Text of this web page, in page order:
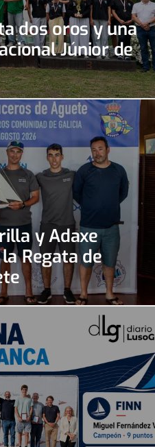
dos oros y una
Júnior de
y Adaxe
Regata de